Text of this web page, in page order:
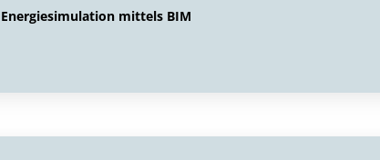
Energiesimulation mittels BIM